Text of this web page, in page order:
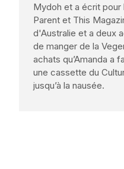
Mydoh et a écrit pour
Parent et This
d'Australie et a deux
de manger de la
achats qu’Amanda a
une cassette du
jusqu’à la nausée.